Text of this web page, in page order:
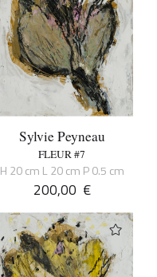
Sylvie Peyneau
FLEUR #7
H 20 cm L 20 cm P 0.5 cm
200,00 €